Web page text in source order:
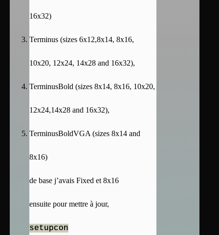
16x32)
Terminus (sizes 6x12,8x14, 8x16,
10x20, 12x24, 14x28 and 16x32),
TerminusBold (sizes 8x14, 8x16, 10x20,
12x24,14x28 and 16x32),
TerminusBoldVGA (sizes 8x14 and
8x16)
de base j’avais Fixed et 8x16
ensuite pour mettre à jour,
setupcon